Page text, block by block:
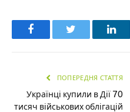
Facebook
ПОПЕРЕДНЯ СТАТТЯ
Українці купили в Дії 70
тисяч військових облігацій